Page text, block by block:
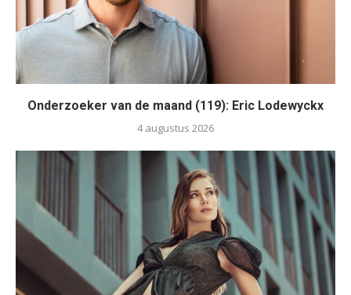
Onderzoeker van de maand (119): Eric Lodewyckx
4 augustus 2026